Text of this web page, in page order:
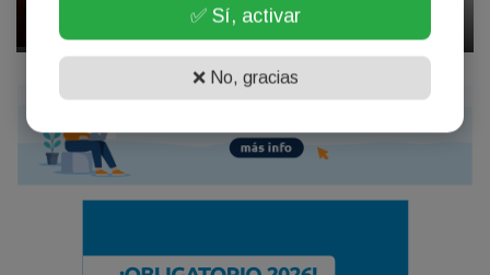
✅ Sí, activar
❌ No, gracias